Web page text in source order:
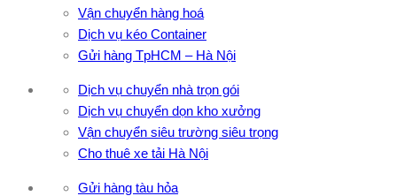
Vận chuyển hàng hoá
Dịch vụ kéo Container
Gửi hàng TpHCM – Hà Nội
Dịch vụ chuyển nhà trọn gói
Dịch vụ chuyển dọn kho xưởng
Vận chuyển siêu trường siêu trọng
Cho thuê xe tải Hà Nội
Gửi hàng tàu hỏa